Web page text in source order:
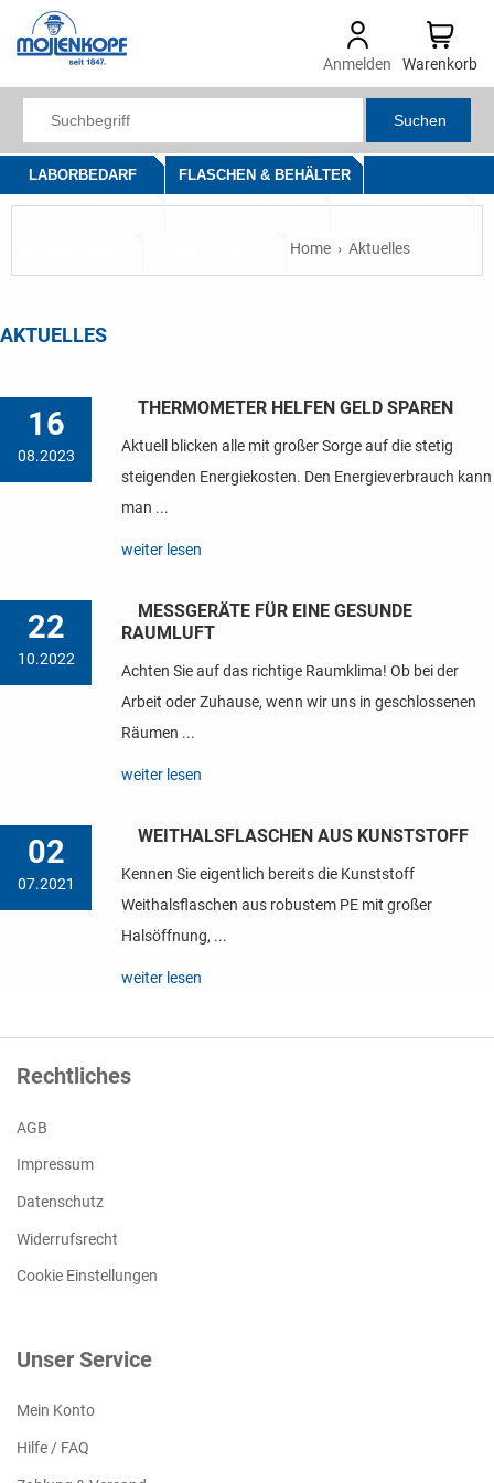
Anmelden Warenkorb
Suchen
LABORBEDARF FLASCHEN & BEHÄLTER
Home Aktuelles
AKTUELLES
16
08.2023
THERMOMETER HELFEN GELD SPAREN
Aktuell blicken alle mit großer Sorge auf die stetig
steigenden Energiekosten. Den Energieverbrauch kann
man ...
weiter lesen
22
10.2022
MESSGERÄTE FÜR EINE GESUNDE
RAUMLUFT
Achten Sie auf das richtige Raumklima! Ob bei der
Arbeit oder Zuhause, wenn wir uns in geschlossenen
Räumen ...
weiter lesen
02
07.2021
WEITHALSFLASCHEN AUS KUNSTSTOFF
Kennen Sie eigentlich bereits die Kunststoff
Weithalsflaschen aus robustem PE mit großer
Halsöffnung, ...
weiter lesen
Rechtliches
AGB
Impressum
Datenschutz
Widerrufsrecht
Cookie Einstellungen
Unser Service
Mein Konto
Hilfe / FAQ